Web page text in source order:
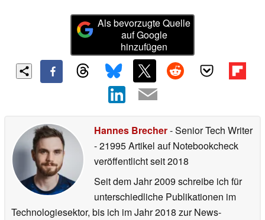
Als bevorzugte Quelle
auf Google
hinzufügen
Hannes Brecher- Senior Tech Writer
- 21995 Artikel auf Notebookcheck
veröffentlichtseit 2018
Seit dem Jahr 2009 schreibe ich für
unterschiedliche Publikationen im
Technologiesektor, bis ich im Jahr 2018 zur News-